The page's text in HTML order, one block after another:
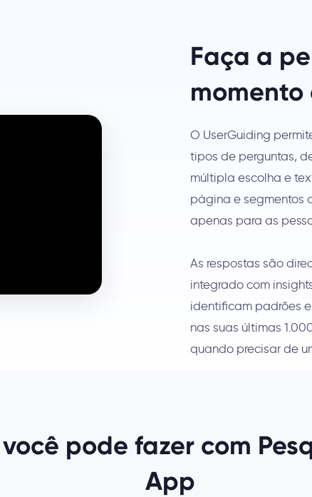
Faça a
momento
O UserGuiding
tipos de perguntas,
múltipla escolha e
página e segmentos
apenas para as
As respostas são
integrado com
identificam padrões
nas suas últimas
quando precisar de
pode fazer com
App